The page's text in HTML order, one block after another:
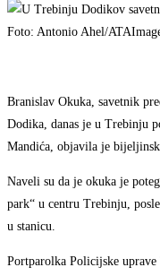
Foto: Antonio Ahel/
Branislav Okuka, savetnik
Dodika, danas je u Trebinju
Mandića, objavila je
Naveli su da je okuka je
park“ u centru Trebinju,
u stanicu.
Portparolka Policijske